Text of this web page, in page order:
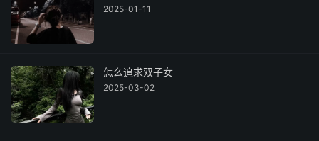
2025-01-11
怎么追求双子女
2025-03-02